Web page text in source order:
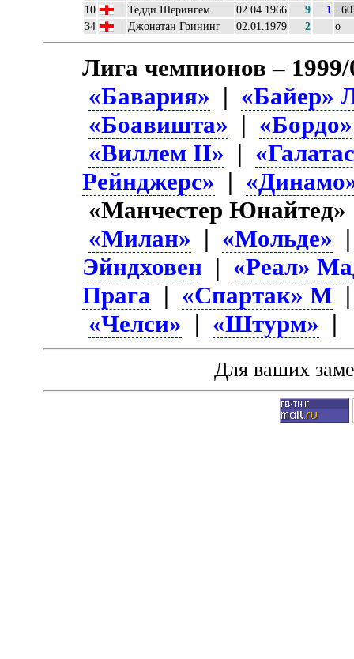
10
Тедди Шерингем 02.04.1966 9 1
..60
34
Джонатан Грининг 02.01.1979 2 о
Лига чемпионов –
«Бавария» | «Байер»
«Боавишта» | «Бордо»
«Виллем II» |
Рейнджерс» |
«Манчестер
«Милан» | «Мольде»
Эйндховен | «Реал»
Прага | «Спартак» М
«Челси» | «Штурм» |
Для ваших